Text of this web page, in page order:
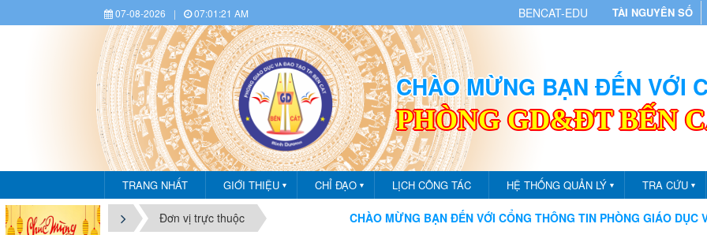
07-08-2026 | 07:01:22 AM BENCAT-EDU TÀI NGUYÊN SỐ
CHÀO MỪNG BẠN ĐẾN VỚI
PHÒNG GD&ĐT BẾN
TRANG NHẤT GIỚI THIỆU ▼ CHỈ ĐẠO ▼ LỊCH CÔNG TÁC HỆ THỐNG QUẢN LÝ ▼ TRA CỨU ▼
Đơn vị trực thuộc CHÀO MỪNG BẠN ĐẾN VỚI CỔNG THÔNG TIN PHÒNG GIÁO DỤC VÀ ĐÀO